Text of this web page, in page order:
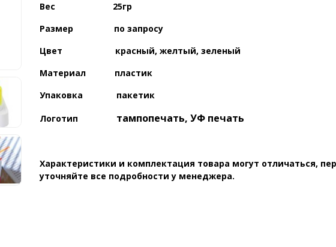
Вес 25гр
Размер по запросу
Цвет красный, желтый, зеленый
Материал пластик
Упаковка пакетик
Логотип тампопечать, УФ печать
Характеристики и комплектация товара могут отличаться,
уточняйте все подробности у менеджера.